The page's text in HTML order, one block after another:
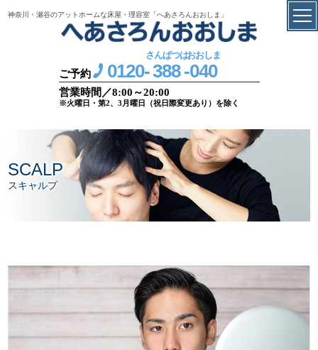
神奈川・瀬谷のアットホームな床屋・理容室「へあさろんおおしま」
ご予約 0120-388
さんぱつは
-040
おおしま
営業時間／8:00～20:00
※火曜日・第2、3月曜日（祝日際変更あり）を除く
SCALP
スキャルプ